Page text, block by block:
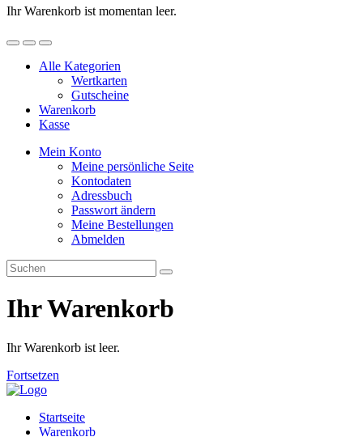
Ihr Warenkorb ist momentan leer.
Alle Kategorien
Wertkarten
Gutscheine
Warenkorb
Kasse
Mein Konto
Meine persönliche Seite
Kontodaten
Adressbuch
Passwort ändern
Meine Bestellungen
Abmelden
Ihr Warenkorb
Ihr Warenkorb ist leer.
Fortsetzen
Startseite
Warenkorb